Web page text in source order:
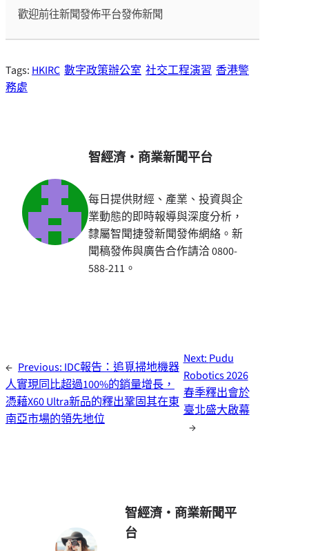
歡迎前往新聞發佈平台發佈新聞
Tags: HKIRC 數字政策辦公室 社交工程演習 香港警
務處
智經濟・商業新聞平台
每日提供財經、產業、投資與企
業動態的即時報導與深度分析，
隸屬智聞捷發新聞發佈網絡。新
聞稿發佈與廣告合作請洽 0800-
588-211。
← Previous: IDC報告：追覓掃地機器
人實現同比超過100%的銷量增長，
憑藉X60 Ultra新品的釋出鞏固其在東
南亞市場的領先地位
Next: Pudu
Robotics 2026
春季釋出會於
臺北盛大啟幕
→
智經濟・商業新聞平
台